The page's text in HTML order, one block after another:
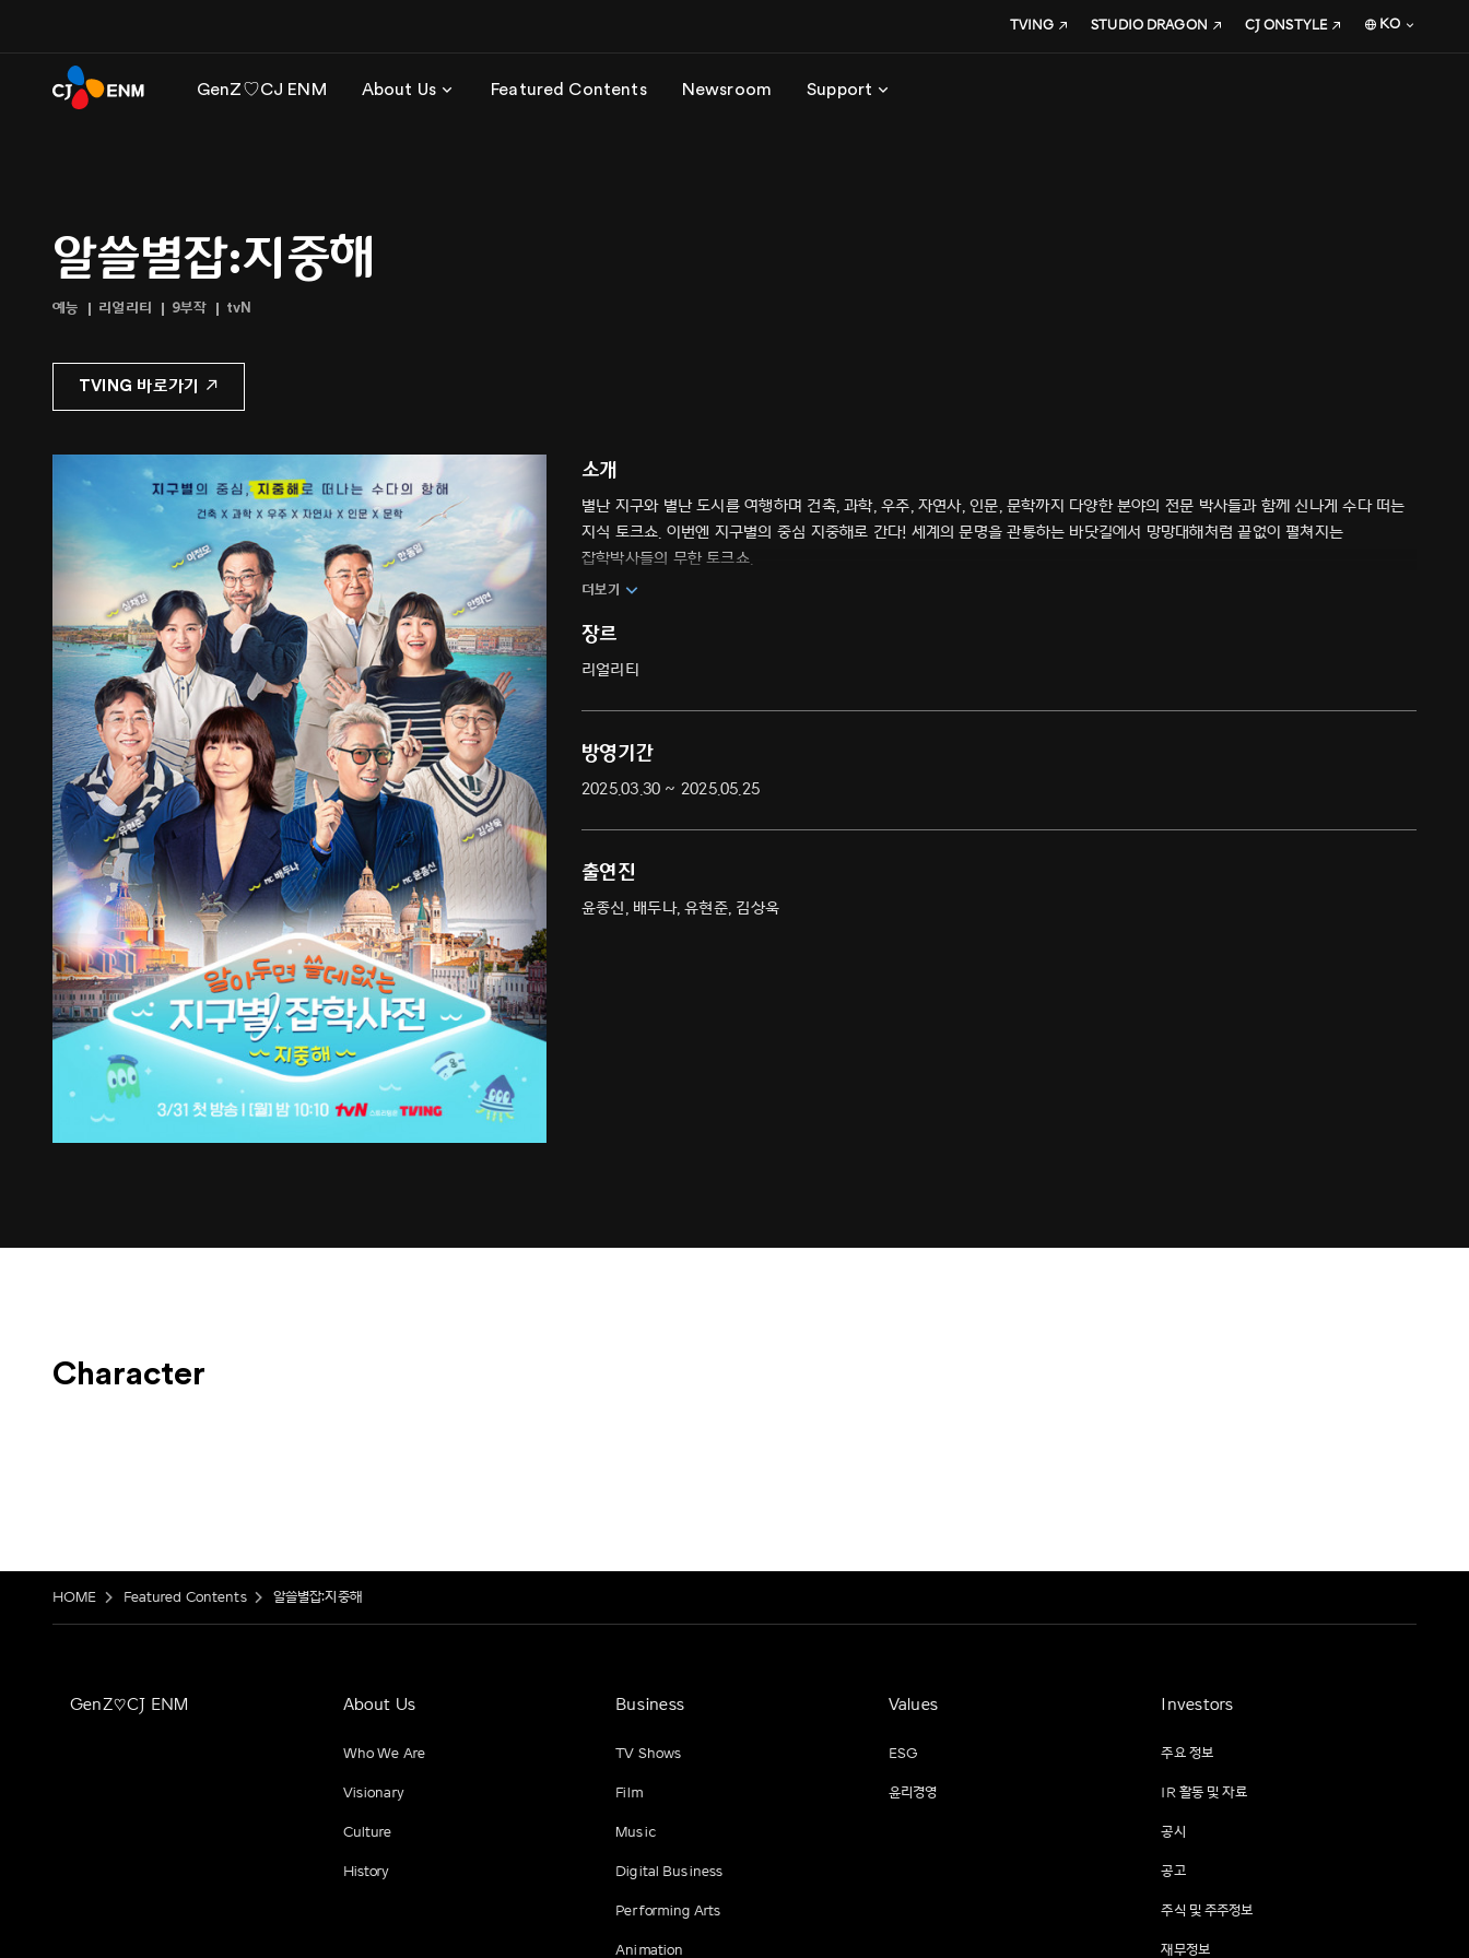
GenZ♡CJ ENM About Us Featured Contents Newsroom Support
TVING STUDIO DRAGON CJ ONSTYLE KO
알쓸별잡:지중해
예능 리얼리티 9부작 tvN
TVING 바로가기
소개
별난 지구와 별난 도시를 여행하며 건축, 과학, 우주, 자연사, 인문, 문학까지 다양한 분야의 전문 박사들과 함께 신나게 수다 떠는
지식 토크쇼. 이번엔 지구별의 중심 지중해로 간다! 세계의 문명을 관통하는 바닷길에서 망망대해처럼 끝없이 펼쳐지는
잡학박사들의 무한 토크쇼.
더보기
장르
리얼리티
방영기간
2025.03.30 ~ 2025.05.25
출연진
윤종신, 배두나, 유현준, 김상욱
Character
HOME Featured Contents 알쓸별잡:지중해
GenZ♡CJ ENM About Us
Who We Are
Visionary
Culture
History
Business
TV Shows
Film
Music
Digital Business
Performing Arts
Animation
Values
ESG
윤리경영
Investors
주요 정보
IR 활동 및 자료
공시
공고
주식 및 주주정보
재무정보